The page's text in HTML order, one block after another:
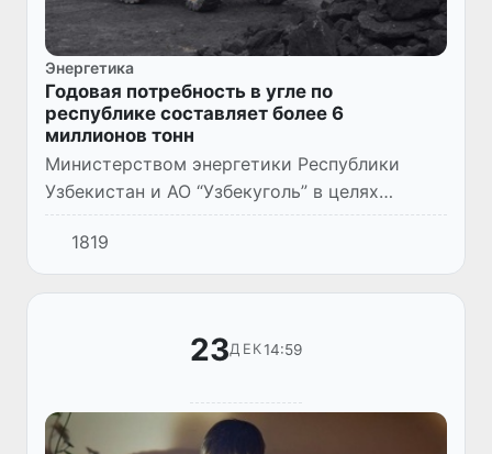
Энергетика
Годовая потребность в угле по
республике составляет более 6
миллионов тонн
Министерством энергетики Республики
Узбекистан и АО “Узбекуголь” в целях
ознакомления с процессами бесперебойного
обеспечения жителей и объектов
социальной сферы Джизакской области...
1819
23ДЕК14:59